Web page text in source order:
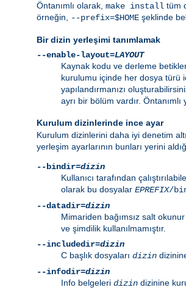
Öntanımlı olarak, make install tüm
örneğin, --prefix=$HOME şeklinde
Bir dizin yerleşimi tanımlamak
--enable-layout=LAYOUT
Kaynak kodu ve derleme
kurulumu içinde her dosya türü
yapılandırmanızı
ayrı bir bölüm vardır. Öntanımlı
Kurulum dizinlerinde ince ayar
Kurulum dizinlerini daha iyi denetim
yerleşim ayarlarının bunları yerini
--bindir=dizin
Kullanıcı tarafından
olarak bu dosyalar EPREFIX/
--datadir=dizin
Mimariden bağımsız salt
ve şimdilik kullanılmamıştır.
--includedir=dizin
C başlık dosyaları dizin
--infodir=dizin
Info belgeleri dizin dizinine